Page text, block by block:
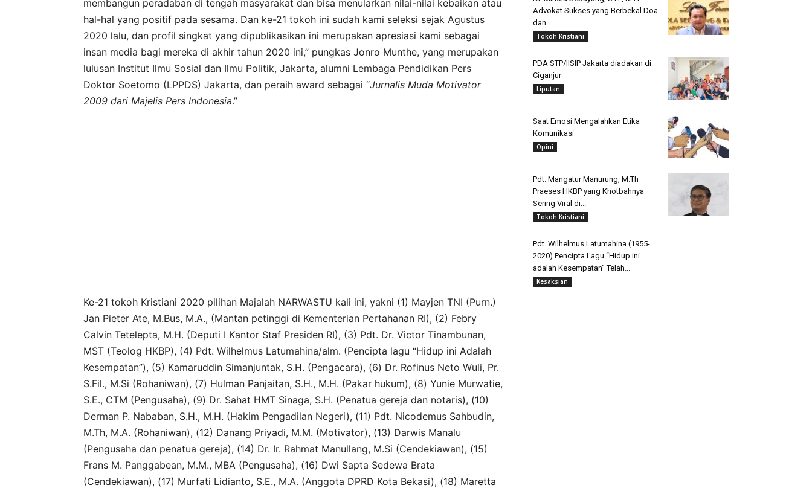
membangun peradaban di tengah masyarakat dan bisa menularkan nilai-nilai kebaikan atau
hal-hal yang positif pada sesama. Dan ke-21 tokoh ini sudah kami seleksi sejak Agustus
2020 lalu, dan profil singkat yang dipublikasikan ini merupakan apresiasi kami sebagai
insan media bagi mereka di akhir tahun 2020 ini,” pungkas Jonro Munthe, yang merupakan
lulusan Institut Ilmu Sosial dan Ilmu Politik, Jakarta, alumni Lembaga Pendidikan Pers
Doktor Soetomo (LPPDS) Jakarta, dan peraih award sebagai “Jurnalis Muda Motivator
2009 dari Majelis Pers Indonesia.”
Ke-21 tokoh Kristiani 2020 pilihan Majalah NARWASTU kali ini, yakni (1) Mayjen TNI (Purn.)
Jan Pieter Ate, M.Bus, M.A., (Mantan petinggi di Kementerian Pertahanan RI), (2) Febry
Calvin Tetelepta, M.H. (Deputi I Kantor Staf Presiden RI), (3) Pdt. Dr. Victor Tinambunan,
MST (Teolog HKBP), (4) Pdt. Wilhelmus Latumahina/alm. (Pencipta lagu “Hidup ini Adalah
Kesempatan”), (5) Kamaruddin Simanjuntak, S.H. (Pengacara), (6) Dr. Rofinus Neto Wuli, Pr.
S.Fil., M.Si (Rohaniwan), (7) Hulman Panjaitan, S.H., M.H. (Pakar hukum), (8) Yunie Murwatie,
S.E., CTM (Pengusaha), (9) Dr. Sahat HMT Sinaga, S.H. (Penatua gereja dan notaris), (10)
Derman P. Nababan, S.H., M.H. (Hakim Pengadilan Negeri), (11) Pdt. Nicodemus Sahbudin,
M.Th, M.A. (Rohaniwan), (12) Danang Priyadi, M.M. (Motivator), (13) Darwis Manalu
(Pengusaha dan penatua gereja), (14) Dr. Ir. Rahmat Manullang, M.Si (Cendekiawan), (15)
Frans M. Panggabean, M.M., MBA (Pengusaha), (16) Dwi Sapta Sedewa Brata
(Cendekiawan), (17) Murfati Lidianto, S.E., M.A. (Anggota DPRD Kota Bekasi), (18) Maretta
Advokat Sukses yang Berbekal Doa
dan...
Tokoh Kristiani
PDA STP/IISIP Jakarta diadakan di
Ciganjur
Liputan
Saat Emosi Mengalahkan Etika
Komunikasi
Opini
Pdt. Mangatur Manurung, M.Th
Praeses HKBP yang Khotbahnya
Sering Viral di...
Tokoh Kristiani
Pdt. Wilhelmus Latumahina (1955-
2020) Pencipta Lagu “Hidup ini
adalah Kesempatan” Telah...
Kesaksian